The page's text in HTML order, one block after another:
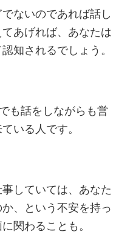
ないのであれば話し
あげれば、あなたは
知されるでしょう。
も話をしながらも営
いる人です。
していては、あなた
、という不安を持っ
関わることも。